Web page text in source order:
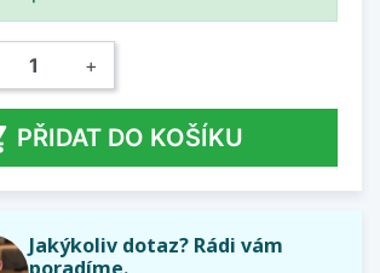
+
PŘIDAT DO KOŠÍKU
Jakýkoliv dotaz? Rádi vám